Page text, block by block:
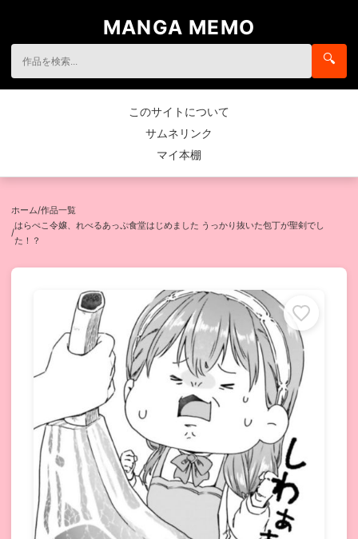
MANGA MEMO
🔍
このサイトについて
サムネリンク
マイ本棚
ホーム/作品一覧
/
はらぺこ令嬢、れべるあっぷ食堂はじめました うっかり抜いた包丁が聖剣でし
た！？